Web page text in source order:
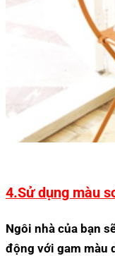
4.Sử dụng màu
Ngôi nhà của bạn
động với gam màu